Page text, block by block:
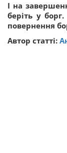
І на
беріть у
повернення
Автор статті: